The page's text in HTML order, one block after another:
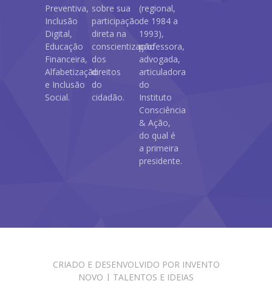
Preventiva,
Inclusão
Digital,
Educação
Financeira,
Alfabetização
e Inclusão
Social.
sobre sua
participação
direta na
conscientização
dos
direitos
do
cidadão.
(regional,
de 1984 a
1993),
professora,
advogada,
articuladora
do
Instituto
Consciência
& Ação,
do qual é
a primeira
presidente.
CRIADO E DESENVOLVIDO POR INVENTO
NOVO | TALENTOS E IDEIAS